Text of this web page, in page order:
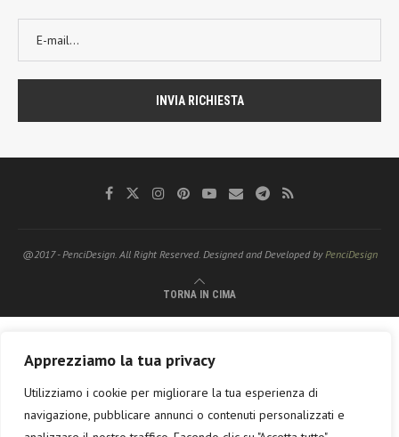
Apprezziamo la tua privacy
Utilizziamo i cookie per migliorare la tua esperienza di
navigazione, pubblicare annunci o contenuti personalizzati e
@2017 - PenciDesign. All Right Reserved. Designed and Developed by PenciDesign
TORNA IN CIMA